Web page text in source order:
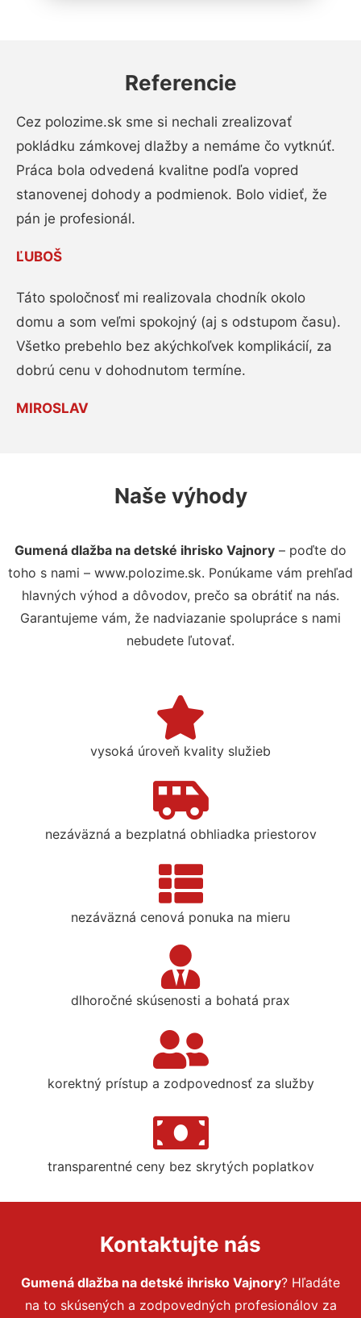
Referencie
Cez polozime.sk sme si nechali zrealizovať
pokládku zámkovej dlažby a nemáme čo vytknúť.
Práca bola odvedená kvalitne podľa vopred
stanovenej dohody a podmienok. Bolo vidieť, že
pán je profesionál.
ĽUBOŠ
Táto spoločnosť mi realizovala chodník okolo
domu a som veľmi spokojný (aj s odstupom času).
Všetko prebehlo bez akýchkoľvek komplikácií, za
dobrú cenu v dohodnutom termíne.
MIROSLAV
Naše výhody
Gumená dlažba na detské ihrisko Vajnory – poďte do
toho s nami – www.polozime.sk. Ponúkame vám prehľad
hlavných výhod a dôvodov, prečo sa obrátiť na nás.
Garantujeme vám, že nadviazanie spolupráce s nami
nebudete ľutovať.
vysoká úroveň kvality služieb
nezáväzná a bezplatná obhliadka priestorov
nezáväzná cenová ponuka na mieru
dlhoročné skúsenosti a bohatá prax
korektný prístup a zodpovednosť za služby
transparentné ceny bez skrytých poplatkov
Kontaktujte nás
Gumená dlažba na detské ihrisko Vajnory? Hľadáte
na to skúsených a zodpovedných profesionálov za